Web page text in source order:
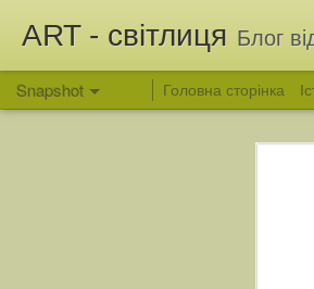
ART - світлиця Блог
Snapshot Головна сторінка